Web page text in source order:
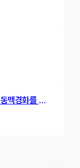
맥경화를 뻥